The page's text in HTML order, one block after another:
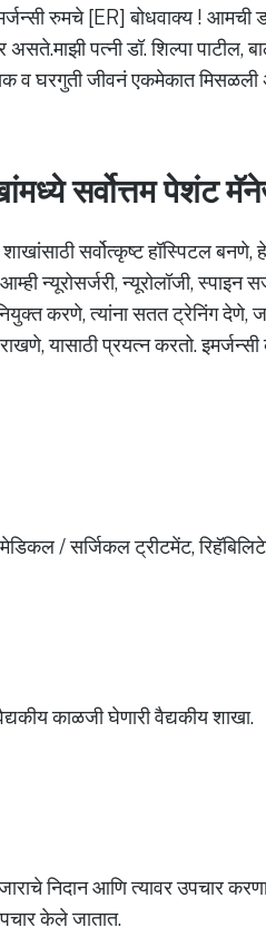
रुमचे [ER] बोधवाक्य ! आमची
पत्नी डॉ. शिल्पा पाटील,
व घरगुती जीवनं एकमेकात
सर्वोत्तम पेशंट
शाखांसाठी सर्वोत्कृष्ट हॉस्पिटल
न्यूरोसर्जरी, न्यूरोलॉजी, स्पाइन
करणे, त्यांना सतत ट्रेनिंग देणे,
यासाठी प्रयत्न करतो.
मेडिकल / सर्जिकल ट्रीटमेंट,
काळजी घेणारी वैद्यकीय शाखा.
निदान आणि त्यावर उपचार
केले जातात.